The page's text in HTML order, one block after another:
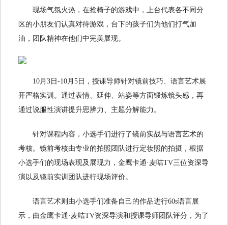
现场气氛火热，在抢椅子的游戏中，上台代表各不同分
区的小朋友们认真对待游戏，台下的孩子们为他们打气加
油，团队精神在他们中完美展现。
10月3日-10月5日，授课导师针对镜前技巧、语言艺术展
开严格实训。通过表情、延伸、站姿等方面锻炼镜头感，再
通过说服性演讲提升思辨力、主题分解能力。
针对课程内容，小选手们进行了镜前实战与语言艺术的
考核。镜前考核由专业的拍照团队进行定妆照的拍摄，根据
小选手们的现场表现及展现力，金鹰卡通·麦咭TV三位资深导
演以及镜前实训团队进行现场评价。
语言艺术则由小选手们准备自己的作品进行60s语言展
示，由金鹰卡通·麦咭TV资深导演和授课导师团队评分，为了